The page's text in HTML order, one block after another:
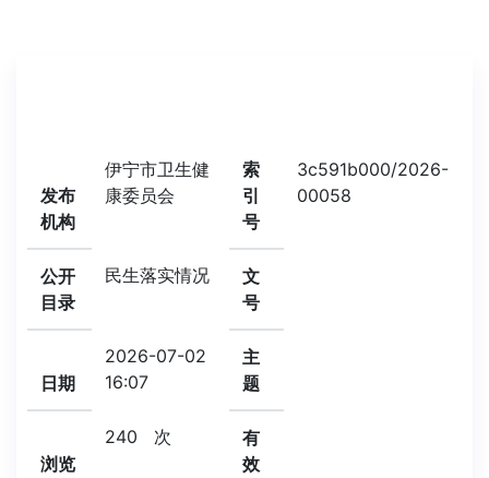
发布
机构
伊宁市卫生健
康委员会
索
引
号
3c591b000/2026-
00058
公开
目录
民生落实情况
文
号
日期
2026-07-02
16:07
主
题
浏览
240 次
有
效